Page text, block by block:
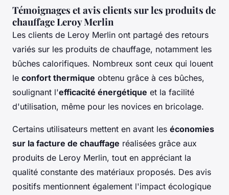
Témoignages et avis clients sur les produits de
chauffage Leroy Merlin
Les clients de Leroy Merlin ont partagé des retours
variés sur les produits de chauffage, notamment les
bûches calorifiques. Nombreux sont ceux qui louent
le confort thermique obtenu grâce à ces bûches,
soulignant l'efficacité énergétique et la facilité
d'utilisation, même pour les novices en bricolage.
Certains utilisateurs mettent en avant les économies
sur la facture de chauffage réalisées grâce aux
produits de Leroy Merlin, tout en appréciant la
qualité constante des matériaux proposés. Des avis
positifs mentionnent également l'impact écologique